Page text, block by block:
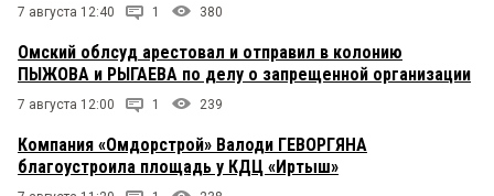
7 августа 12:40 1 380
Омский облсуд арестовал и отправил в колонию
ПЫЖОВА и РЫГАЕВА по делу о запрещенной организации
7 августа 12:00 1 239
Компания «Омдорстрой» Валоди ГЕВОРГЯНА
благоустроила площадь у КДЦ «Иртыш»